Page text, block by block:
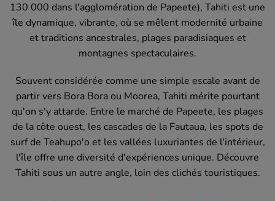
130 000 dans l'agglomération de Papeete), Tahiti est une
île dynamique, vibrante, où se mêlent modernité urbaine
et traditions ancestrales, plages paradisiaques et
montagnes spectaculaires.
Souvent considérée comme une simple escale avant de
partir vers Bora Bora ou Moorea, Tahiti mérite pourtant
qu'on s'y attarde. Entre le marché de Papeete, les plages
de la côte ouest, les cascades de la Fautaua, les spots de
surf de Teahupo'o et les vallées luxuriantes de l'intérieur,
l'île offre une diversité d'expériences unique. Découvre
Tahiti sous un autre angle, loin des clichés touristiques.